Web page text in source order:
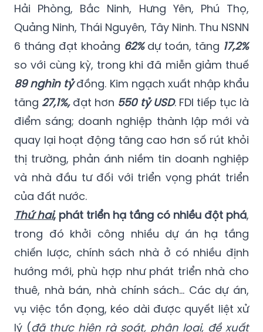
Hải Phòng, Bắc Ninh, Hưng Yên, Phú Thọ,
Quảng Ninh, Thái Nguyên, Tây Ninh. Thu NSNN
6 tháng đạt khoảng 62%dự toán, tăng 17,2%
so với cùng kỳ, trong khi đã miễn giảm thuế
89 nghìn tỷđồng. Kim ngạch xuất nhập khẩu
tăng 27,1%,đạt hơn 550 tỷ USD. FDI tiếp tục là
điểm sáng; doanh nghiệp thành lập mới và
quay lại hoạt động tăng cao hơn số rút khỏi
thị trường, phản ánh niềm tin doanh nghiệp
và nhà đầu tư đối với triển vọng phát triển
của đất nước.
Thứ hai, phát triển hạ tầng có nhiều đột phá,
trong đó khởi công nhiều dự án hạ tầng
chiến lược, chính sách nhà ở có nhiều định
hướng mới, phù hợp như phát triển nhà cho
thuê, nhà bán, nhà chính sách... Các dự án,
vụ việc tồn đọng, kéo dài được quyết liệt xử
lý (đã thực hiện rà soát, phân loại, đề xuất